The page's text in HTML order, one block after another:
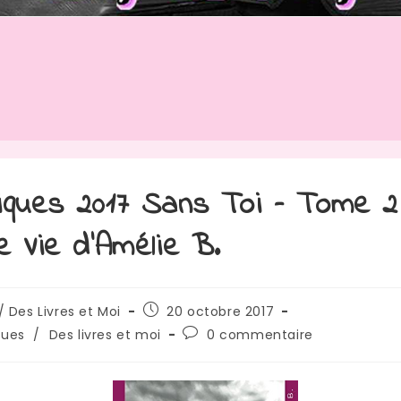
2017 Sans Toi – Tome
Vie d’Amélie B.
Des Livres et Moi
Publication
publiée :
20 octobre 2017
/ Des livres et moi
Commentaires
publication :
0 commentaire